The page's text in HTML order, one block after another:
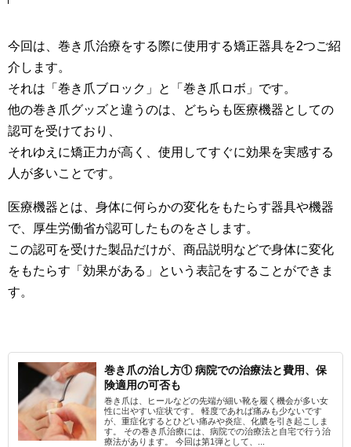
今回は、巻き爪治療をする際に使用する矯正器具を2つご紹
介します。
それは「巻き爪ブロック」と「巻き爪ロボ」です。
他の巻き爪グッズと違うのは、どちらも医療機器としての
認可を受けており、
それゆえに矯正力が高く、使用してすぐに効果を実感する
人が多いことです。
医療機器とは、身体に何らかの変化をもたらす器具や機器
で、厚生労働省が認可したものをさします。
この認可を受けた製品だけが、商品説明などで身体に変化
をもたらす「効果がある」という表記をすることができま
す。
巻き爪の治し方① 病院での治療法と費用、保
険適用の可否も
巻き爪は、ヒールなどの先端が細い靴を履く機会が多い女
性に出やすい症状です。 軽度であれば痛みも少ないです
が、重症化するとひどい痛みや炎症、化膿を引き起こしま
す。 その巻き爪治療には、病院での治療法と自宅で行う治
療法があります。 今回は第1弾として、...